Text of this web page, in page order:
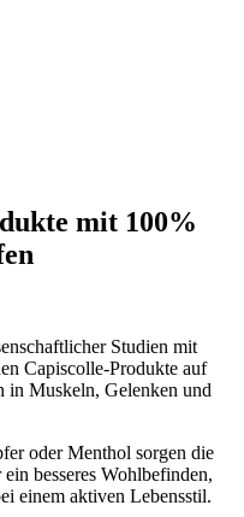
mit 100%
Studien mit
Capiscolle-Produkte auf
in Muskeln, Gelenken und
oder Menthol sorgen die
besseres Wohlbefinden,
einem aktiven Lebensstil.